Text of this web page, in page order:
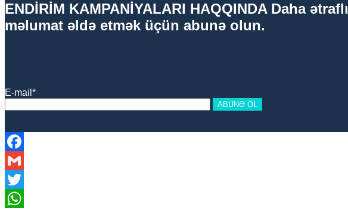
ENDİRİM KAMPANİYALARI HAQQINDA Daha ətraflı
məlumat əldə etmək üçün abunə olun.
E-mail*
Facebook
Gmail
Twitter